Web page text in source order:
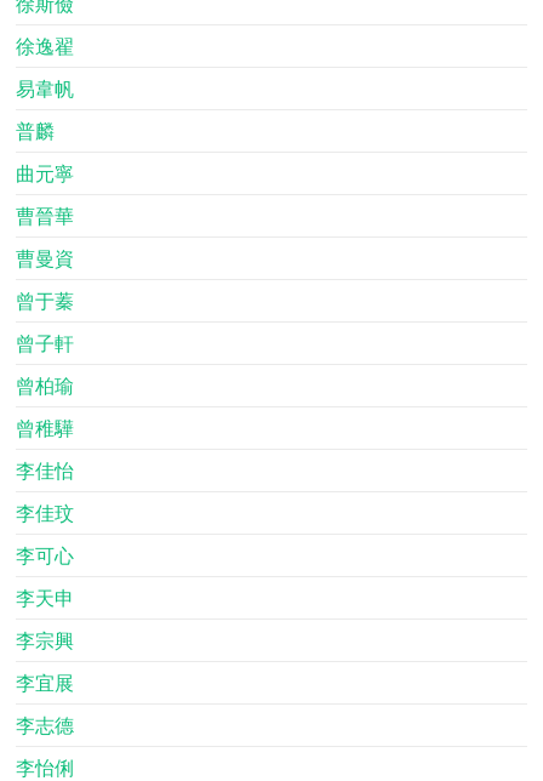
徐逸翟
易韋帆
普麟
曲元寧
曹晉華
曹曼資
曾于蓁
曾子軒
曾柏瑜
曾稚驊
李佳怡
李佳玟
李可心
李天申
李宗興
李宜展
李志德
李怡俐